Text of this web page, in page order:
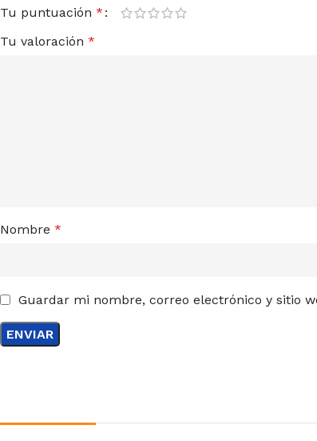
Tu puntuación *
Tu valoración *
Nombre *
Guardar mi nombre, correo electrónico y sitio